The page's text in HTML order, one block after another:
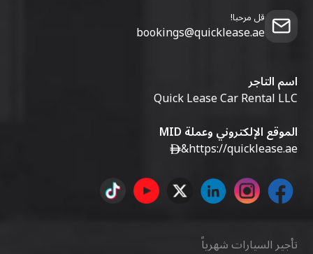
قل مرحبا!
bookings@quicklease.ae
اسم التاجر
Quick Lease Car Rental LLC
الموقع الإلكتروني وعملة MID
https://quicklease.ae
&
تأجير السيارات شهرياً